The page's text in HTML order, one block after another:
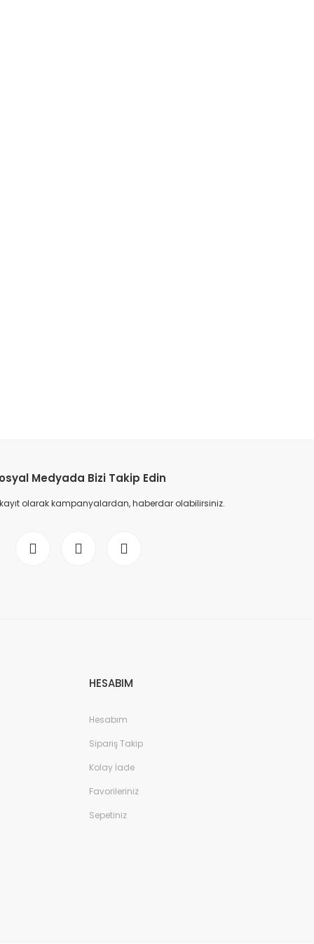
Medyada Bizi Takip Edin
olarak kampanyalardan, haberdar olabilirsiniz.
HESABIM
Hesabım
Sipariş Takip
Kolay İade
Favorileriniz
Sepetiniz